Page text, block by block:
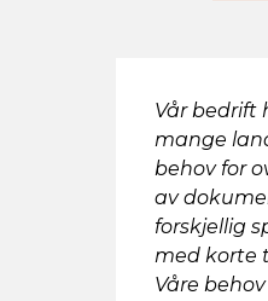
Vår bedrift
mange
behov for
av
forskjellig
med korte
Våre